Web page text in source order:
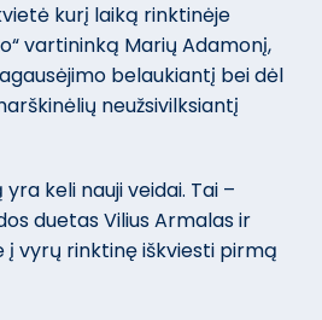
kurį laiką rinktinėje
vartininką Marių Adamonį,
belaukiantį bei dėl
neužsivilksiantį
keli nauji veidai. Tai –
duetas Vilius Armalas ir
į vyrų rinktinę iškviesti pirmą